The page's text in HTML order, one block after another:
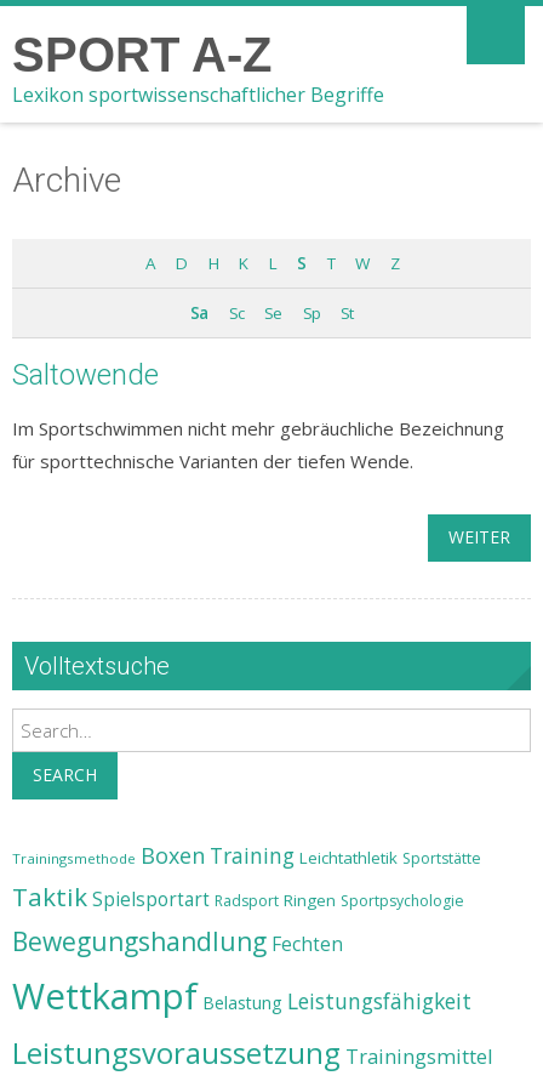
SPORT A-Z
Lexikon sportwissenschaftlicher Begriffe
Archive
A D H K L S T W Z
Sa Sc Se Sp St
Saltowende
Im Sportschwimmen nicht mehr gebräuchliche Bezeichnung
für sporttechnische Varianten der tiefen Wende.
WEITER
Volltextsuche
Search
SEARCH
Trainingsmethode Boxen Training Leichtathletik Sportstätte
TaktikSpielsportart Radsport Ringen Sportpsychologie
Bewegungshandlung Fechten
Wettkampf Belastung Leistungsfähigkeit
Leistungsvoraussetzung Trainingsmittel